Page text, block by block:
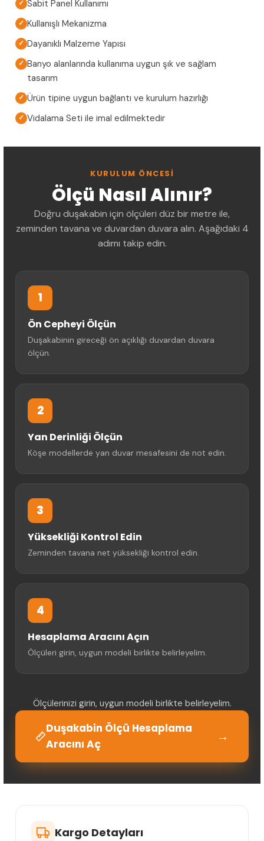
✓ Sabit Panel Kullanımı
✓ Kullanışlı Mekanizma
✓ Dayanıklı Malzeme Yapısı
✓ Banyo alanlarında kullanıma uygun şık ve sağlam
tasarım
✓ Ürün tipine uygun bağlantı ve kurulum hazırlığı
✓ Vidalama Seti ile imal edilmektedir
KURULUM ÖNCESI
Ölçü Nasıl Alınır?
Doğru duşakabin için ölçüleri düz bir metre ile,
zeminden tavana ve duvardan duvara alın. Aşağıdaki 4
adımı takip edin.
1
Ön Cepheyi Ölçün
Duşakabinin gireceği ön açıklığı duvardan duvara
ölçün.
2
Yan Derinliği Ölçün
Köşe modellerde yan duvar mesafesini de not edin.
3
Yüksekliği Kontrol Edin
Zeminden tavana net yüksekliği kontrol edin.
4
Hesaplama Aracını Açın
Ölçüleri girin, uygun modeli birlikte belirleyelim.
Ölçülerinizi girin, uygun modeli birlikte belirleyelim.
Duşakabin Ölçü Hesaplama
Aracını Aç
→
Kargo Detayları